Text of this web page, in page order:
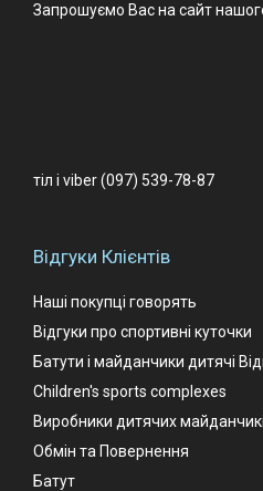
Запрошуємо Вас на сайт
тіл і viber (097) 539-78-87
Відгуки Клієнтів
Наші покупці говорять
Відгуки про спортивні куточки
Батути і майданчики дитячі
Children's sports complexes
Виробники дитячих
Обмін та Повернення
Батут